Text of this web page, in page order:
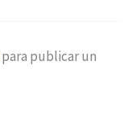
para publicar un